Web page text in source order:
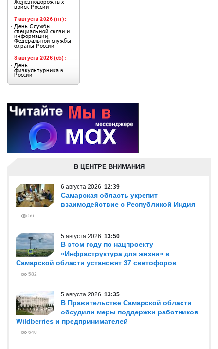
В ЦЕНТРЕ ВНИМАНИЯ
6 августа 2026 12:39
Самарская область укрепит
взаимодействие с Республикой Индия
56
5 августа 2026 13:50
В этом году по нацпроекту
«Инфраструктура для жизни» в
Самарской области установят 37 светофоров
582
5 августа 2026 13:35
В Правительстве Самарской области
обсудили меры поддержки работников
Wildberries и предпринимателей
640